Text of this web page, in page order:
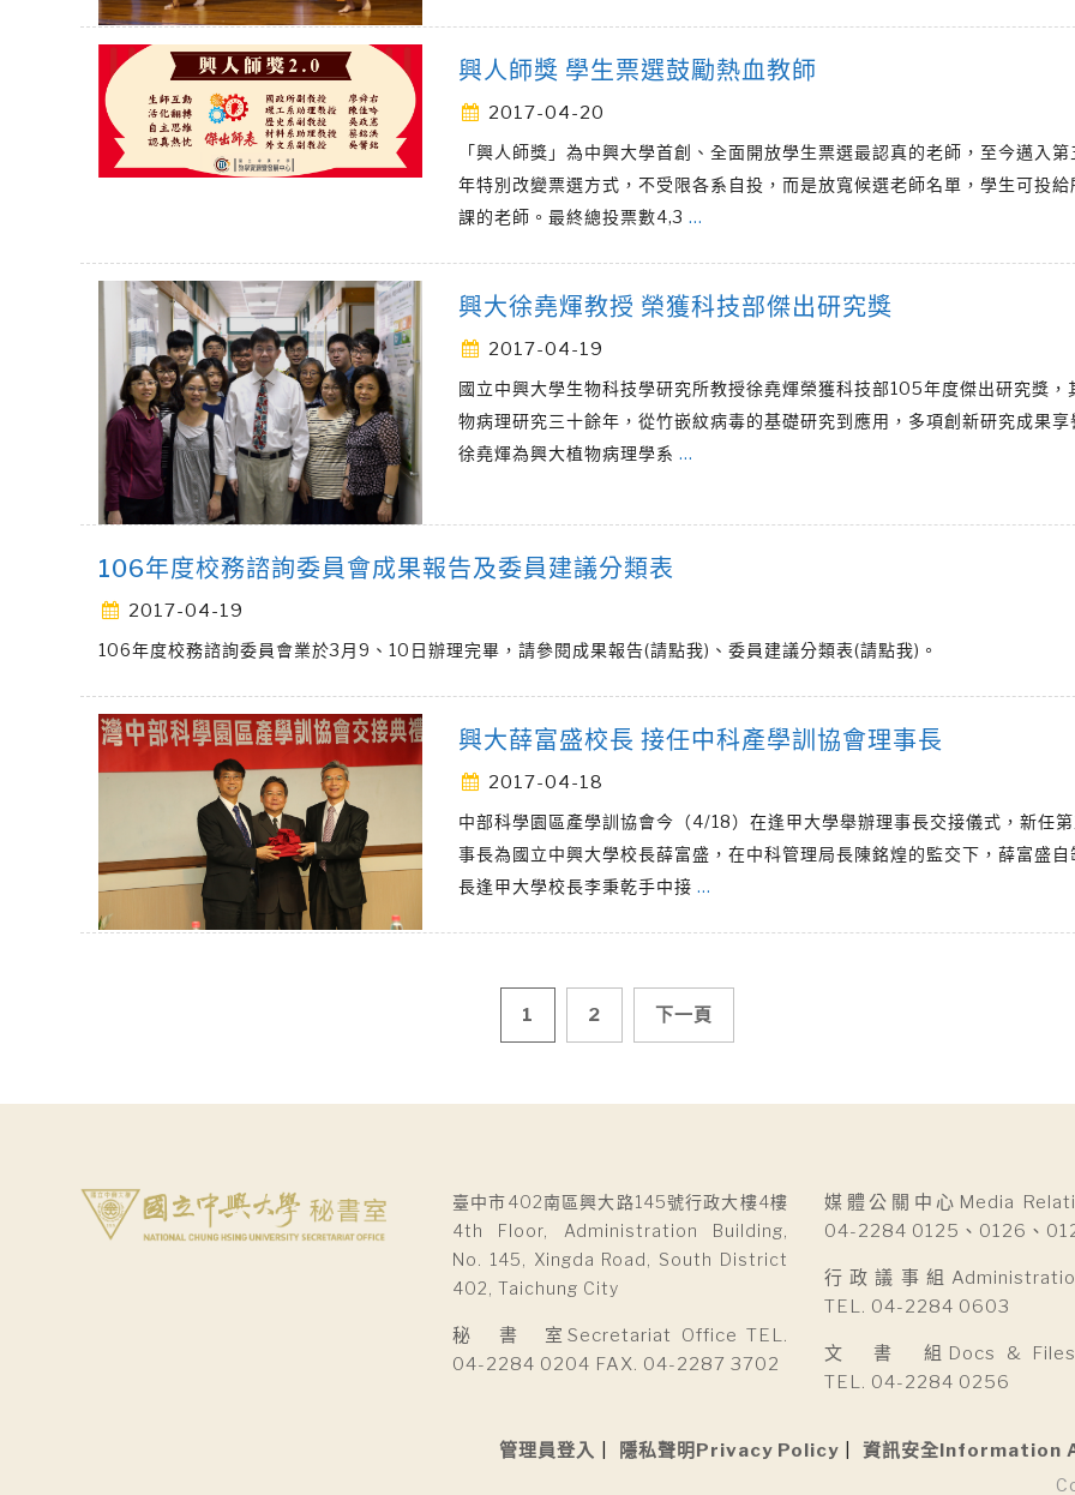
興人師獎 學生票選鼓勵熱血教師
2017-04-20
「興人師獎」為中興大學首創、全面開放學生票選最認真的老師，至今邁入第
年特別改變票選方式，不受限各系自投，而是放寬候選老師名單，學生可投給
課的老師。最終總投票數4,3 …
興大徐堯煇教授 榮獲科技部傑出研究獎
2017-04-19
國立中興大學生物科技學研究所教授徐堯煇榮獲科技部105年度傑出研究獎，
物病理研究三十餘年，從竹嵌紋病毒的基礎研究到應用，多項創新研究成果享
徐堯煇為興大植物病理學系 …
106年度校務諮詢委員會成果報告及委員建議分類表
2017-04-19
106年度校務諮詢委員會業於3月9、10日辦理完畢，請參閱成果報告(請點我)、委員建議分類表(請點我)。
興大薛富盛校長 接任中科產學訓協會理事長
2017-04-18
中部科學園區產學訓協會今（4/18）在逢甲大學舉辦理事長交接儀式，新任
事長為國立中興大學校長薛富盛，在中科管理局長陳銘煌的監交下，薛富盛自
長逢甲大學校長李秉乾手中接 …
覽
1 2 下一頁
臺中市402南區興大路145號行政大樓4樓
4th Floor, Administration Building,
No. 145, Xingda Road, South District
402, Taichung City
秘 書 室Secretariat Office TEL.
04-2284 0204 FAX. 04-2287 3702
媒體公關中心Media
04-2284 0125、0126、
行政議事組
TEL. 04-2284 0603
文 書 組Docs & Files
TEL. 04-2284 0256
管理員登入 隱私聲明Privacy Policy 資訊安全Information